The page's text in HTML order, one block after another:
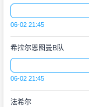
06-02 21:45
希拉尔恩图曼B队
06-02 21:45
法希尔